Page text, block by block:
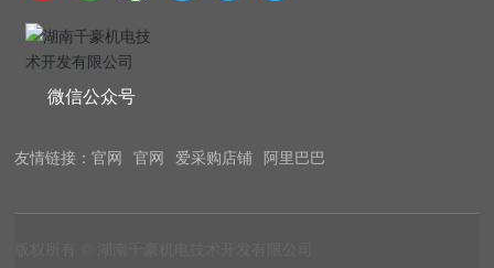
微信公众号
友情链接：官网 官网 爱采购店铺 阿里巴巴